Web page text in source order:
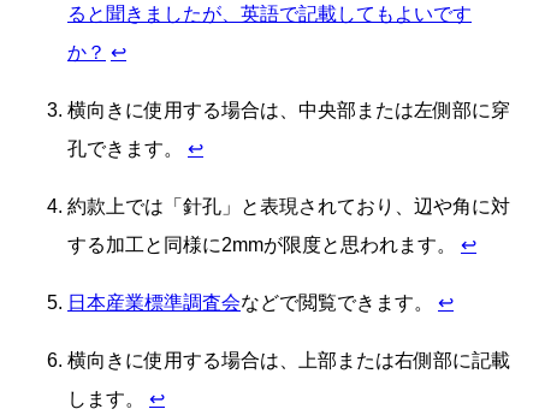
ると聞きましたが、英語で記載してもよいです
か？ ↩
横向きに使用する場合は、中央部または左側部に穿
孔できます。 ↩
約款上では「針孔」と表現されており、辺や角に対
する加工と同様に2mmが限度と思われます。 ↩
日本産業標準調査会などで閲覧できます。 ↩
横向きに使用する場合は、上部または右側部に記載
します。 ↩